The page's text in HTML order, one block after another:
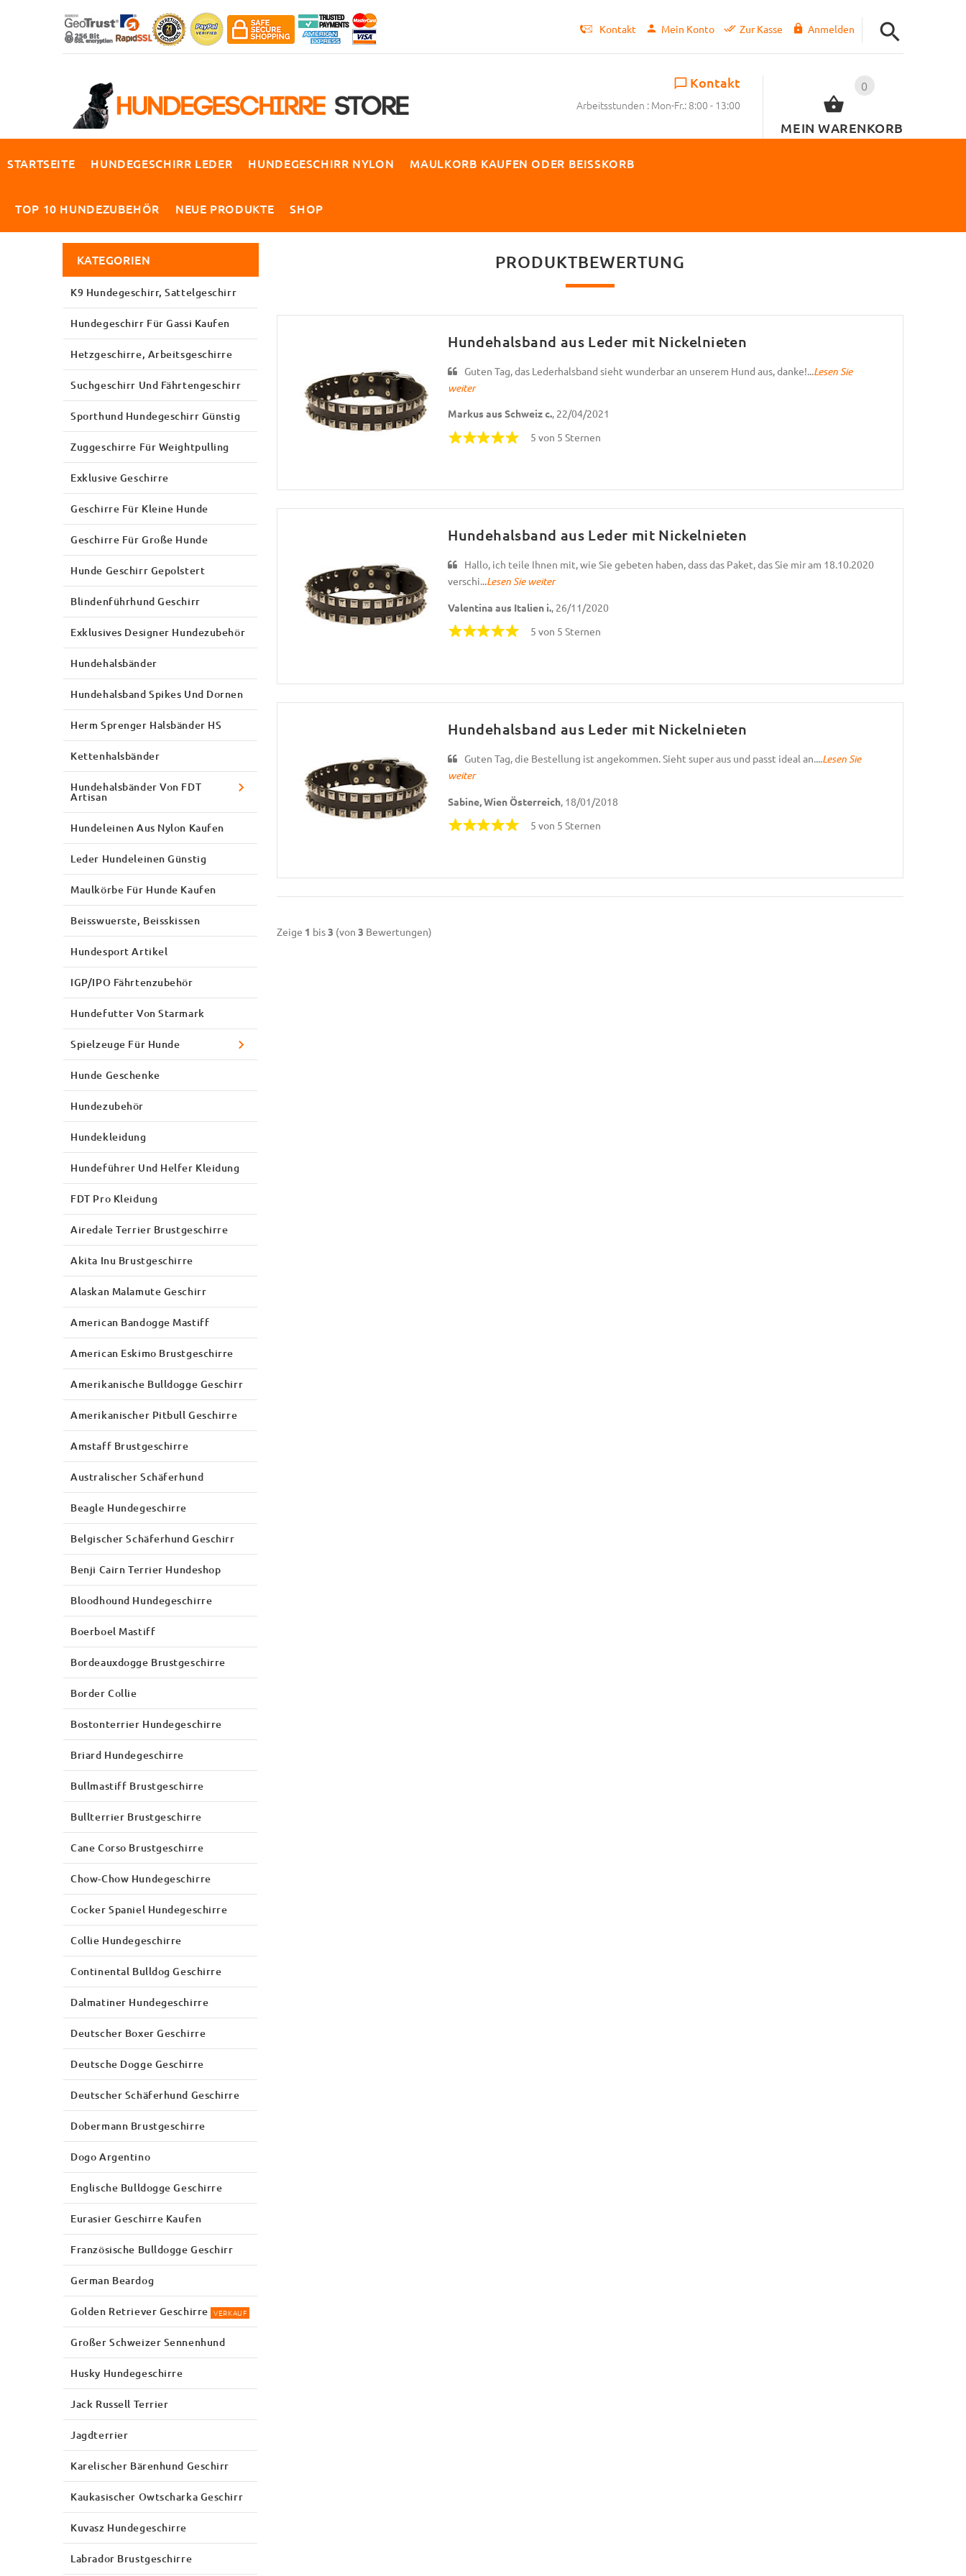
Kontakt Mein Konto Zur Kasse Anmelden
0
MEIN WARENKORB
Kontakt
Arbeitsstunden : Mon-Fr.: 8:00 - 13:00
STARTSEITE HUNDEGESCHIRR LEDER HUNDEGESCHIRR NYLON MAULKORB KAUFEN ODER BEISSKORB
TOP 10 HUNDEZUBEHÖR NEUE PRODUKTE SHOP
PRODUKTBEWERTUNG
Hundehalsband aus Leder mit Nickelnieten
Guten Tag, das Lederhalsband sieht wunderbar an unserem Hund aus, danke!...Lesen Sie
weiter
Markus aus Schweiz c., 22/04/2021
5 von 5 Sternen
Hundehalsband aus Leder mit Nickelnieten
Hallo, ich teile Ihnen mit, wie Sie gebeten haben, dass das Paket, das Sie mir am 18.10.2020
verschi...Lesen Sie weiter
Valentina aus Italien i., 26/11/2020
5 von 5 Sternen
Hundehalsband aus Leder mit Nickelnieten
Guten Tag, die Bestellung ist angekommen. Sieht super aus und passt ideal an....Lesen Sie
weiter
Sabine, Wien Österreich , 18/01/2018
5 von 5 Sternen
Zeige 1 bis3 (von 3 Bewertungen)
KATEGORIEN
K9 Hundegeschirr, Sattelgeschirr
Hundegeschirr Für Gassi Kaufen
Hetzgeschirre, Arbeitsgeschirre
Suchgeschirr Und Fährtengeschirr
Sporthund Hundegeschirr Günstig
Zuggeschirre Für Weightpulling
Exklusive Geschirre
Geschirre Für Kleine Hunde
Geschirre Für Große Hunde
Hunde Geschirr Gepolstert
Blindenführhund Geschirr
Exklusives Designer Hundezubehör
Hundehalsbänder
Hundehalsband Spikes Und Dornen
Herm Sprenger Halsbänder HS
Kettenhalsbänder
Hundehalsbänder Von FDT
Artisan
Hundeleinen Aus Nylon Kaufen
Leder Hundeleinen Günstig
Maulkörbe Für Hunde Kaufen
Beisswuerste, Beisskissen
Hundesport Artikel
IGP/IPO Fährtenzubehör
Hundefutter Von Starmark
Spielzeuge Für Hunde
Hunde Geschenke
Hundezubehör
Hundekleidung
Hundeführer Und Helfer Kleidung
FDT Pro Kleidung
Airedale Terrier Brustgeschirre
Akita Inu Brustgeschirre
Alaskan Malamute Geschirr
American Bandogge Mastiff
American Eskimo Brustgeschirre
Amerikanische Bulldogge Geschirr
Amerikanischer Pitbull Geschirre
Amstaff Brustgeschirre
Australischer Schäferhund
Beagle Hundegeschirre
Belgischer Schäferhund Geschirr
Benji Cairn Terrier Hundeshop
Bloodhound Hundegeschirre
Boerboel Mastiff
Bordeauxdogge Brustgeschirre
Border Collie
Bostonterrier Hundegeschirre
Briard Hundegeschirre
Bullmastiff Brustgeschirre
Bullterrier Brustgeschirre
Cane Corso Brustgeschirre
Chow-Chow Hundegeschirre
Cocker Spaniel Hundegeschirre
Collie Hundegeschirre
Continental Bulldog Geschirre
Dalmatiner Hundegeschirre
Deutscher Boxer Geschirre
Deutsche Dogge Geschirre
Deutscher Schäferhund Geschirre
Dobermann Brustgeschirre
Dogo Argentino
Englische Bulldogge Geschirre
Eurasier Geschirre Kaufen
Französische Bulldogge Geschirr
German Beardog
Golden Retriever Geschirre VERKAUF
Großer Schweizer Sennenhund
Husky Hundegeschirre
Jack Russell Terrier
Jagdterrier
Karelischer Bärenhund Geschirr
Kaukasischer Owtscharka Geschirr
Kuvasz Hundegeschirre
Labrador Brustgeschirre